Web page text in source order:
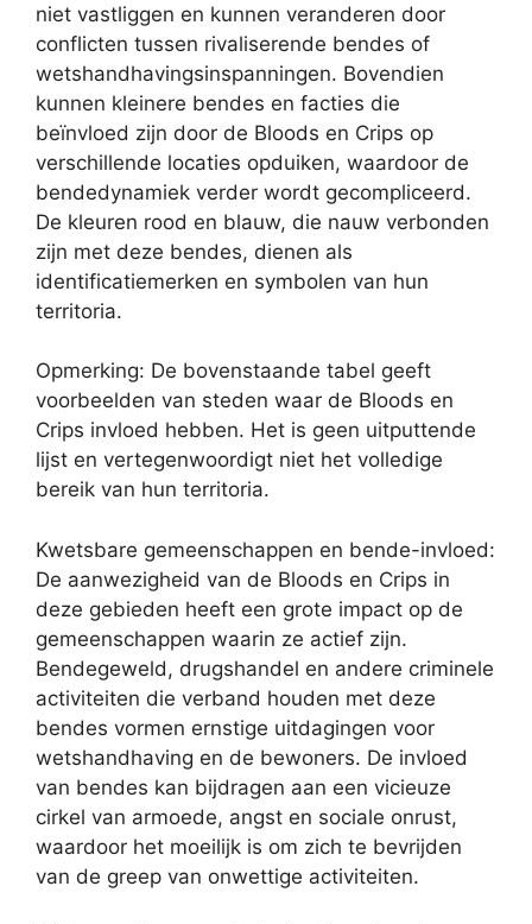
niet vastliggen en kunnen veranderen door
conflicten tussen rivaliserende bendes of
wetshandhavingsinspanningen. Bovendien
kunnen kleinere bendes en facties die
beïnvloed zijn door de Bloods en Crips op
verschillende locaties opduiken, waardoor de
bendedynamiek verder wordt gecompliceerd.
De kleuren rood en blauw, die nauw verbonden
zijn met deze bendes, dienen als
identificatiemerken en symbolen van hun
territoria.
Opmerking: De bovenstaande tabel geeft
voorbeelden van steden waar de Bloods en
Crips invloed hebben. Het is geen uitputtende
lijst en vertegenwoordigt niet het volledige
bereik van hun territoria.
Kwetsbare gemeenschappen en bende-invloed:
De aanwezigheid van de Bloods en Crips in
deze gebieden heeft een grote impact op de
gemeenschappen waarin ze actief zijn.
Bendegeweld, drugshandel en andere criminele
activiteiten die verband houden met deze
bendes vormen ernstige uitdagingen voor
wetshandhaving en de bewoners. De invloed
van bendes kan bijdragen aan een vicieuze
cirkel van armoede, angst en sociale onrust,
waardoor het moeilijk is om zich te bevrijden
van de greep van onwettige activiteiten.